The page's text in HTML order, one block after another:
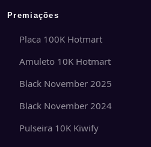
Premiações
Placa 100K Hotmart
Amuleto 10K Hotmart
Black November 2025
Black November 2024
Pulseira 10K Kiwify